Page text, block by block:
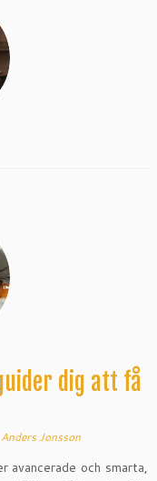
dig att få
Anders Jonsson
och smarta,